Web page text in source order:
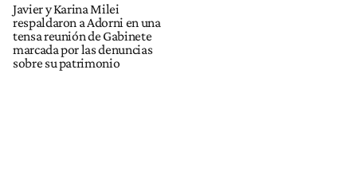
Javier y Karina Milei
respaldaron a Adorni en una
tensa reunión de Gabinete
marcada por las denuncias
sobre su patrimonio